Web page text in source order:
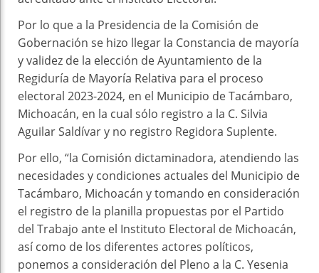
Por lo que a la Presidencia de la Comisión de
Gobernación se hizo llegar la Constancia de mayoría
y validez de la elección de Ayuntamiento de la
Regiduría de Mayoría Relativa para el proceso
electoral 2023-2024, en el Municipio de Tacámbaro,
Michoacán, en la cual sólo registro a la C. Silvia
Aguilar Saldívar y no registro Regidora Suplente.
Por ello, “la Comisión dictaminadora, atendiendo las
necesidades y condiciones actuales del Municipio de
Tacámbaro, Michoacán y tomando en consideración
el registro de la planilla propuestas por el Partido
del Trabajo ante el Instituto Electoral de Michoacán,
así como de los diferentes actores políticos,
ponemos a consideración del Pleno a la C. Yesenia